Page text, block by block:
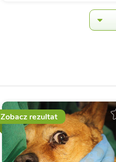
Zobacz rezultat